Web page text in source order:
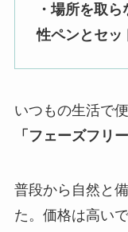
・場所を取
性ペンとセッ
いつもの生活で
「フェーズフリー
普段から自然と
た。価格は高い